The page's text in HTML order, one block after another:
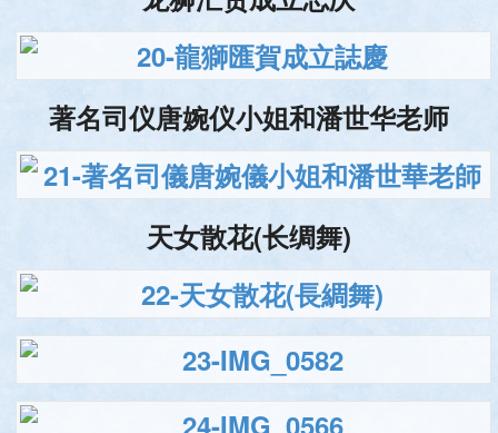
著名司仪唐婉仪小姐和潘世华老师
天女散花(长绸舞)